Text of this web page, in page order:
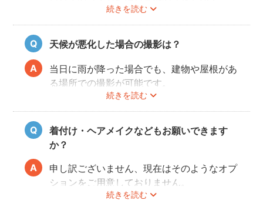
続きを読む
ぜひお友だち同士で素敵な思い出を残してく
ださい。
天候が悪化した場合の撮影は？
続きを読む
当日に雨が降った場合でも、建物や屋根があ
る場所での撮影が可能です。
また、撮影の実施が難しいと判断される天候
不良の場合は、事前にフォトグラファーと決
行もしくは日時変更を相談してください。
日時変更方法は
こちら をご参照ください。
着付け・ヘアメイクなどもお願いできます
か？
続きを読む
申し訳ございません、現在はそのようなオプ
ションをご用意しておりません。